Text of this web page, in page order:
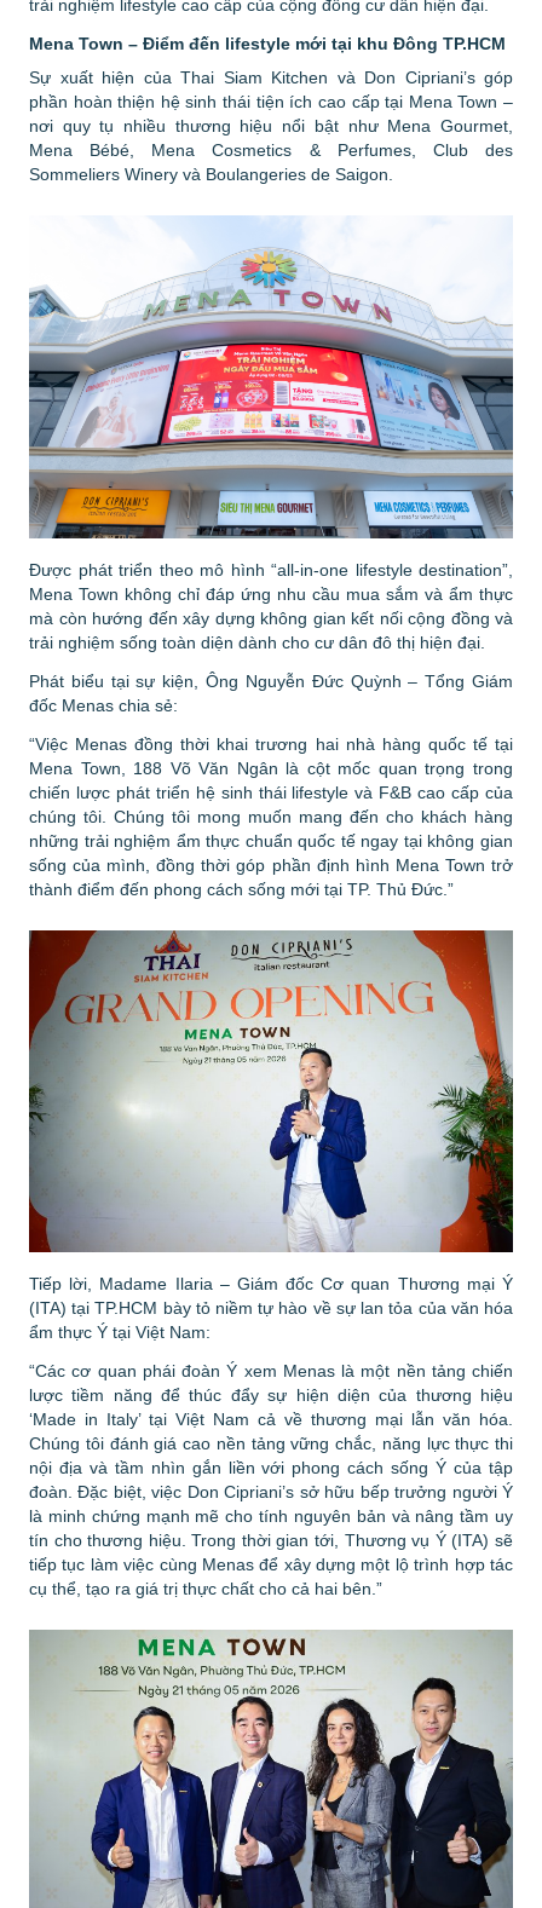
trải nghiệm lifestyle cao cấp của cộng đồng cư dân hiện đại.
Mena Town – Điểm đến lifestyle mới tại khu Đông TP.HCM
Sự xuất hiện của Thai Siam Kitchen và Don Cipriani’s góp
phần hoàn thiện hệ sinh thái tiện ích cao cấp tại Mena Town –
nơi quy tụ nhiều thương hiệu nổi bật như Mena Gourmet,
Mena Bébé, Mena Cosmetics & Perfumes, Club des
Sommeliers Winery và Boulangeries de Saigon.
Được phát triển theo mô hình “all-in-one lifestyle destination”,
Mena Town không chỉ đáp ứng nhu cầu mua sắm và ẩm thực
mà còn hướng đến xây dựng không gian kết nối cộng đồng và
trải nghiệm sống toàn diện dành cho cư dân đô thị hiện đại.
Phát biểu tại sự kiện, Ông Nguyễn Đức Quỳnh – Tổng Giám
đốc Menas chia sẻ:
“Việc Menas đồng thời khai trương hai nhà hàng quốc tế tại
Mena Town, 188 Võ Văn Ngân là cột mốc quan trọng trong
chiến lược phát triển hệ sinh thái lifestyle và F&B cao cấp của
chúng tôi. Chúng tôi mong muốn mang đến cho khách hàng
những trải nghiệm ẩm thực chuẩn quốc tế ngay tại không gian
sống của mình, đồng thời góp phần định hình Mena Town trở
thành điểm đến phong cách sống mới tại TP. Thủ Đức.”
Tiếp lời, Madame Ilaria – Giám đốc Cơ quan Thương mại Ý
(ITA) tại TP.HCM bày tỏ niềm tự hào về sự lan tỏa của văn hóa
ẩm thực Ý tại Việt Nam:
“Các cơ quan phái đoàn Ý xem Menas là một nền tảng chiến
lược tiềm năng để thúc đẩy sự hiện diện của thương hiệu
‘Made in Italy’ tại Việt Nam cả về thương mại lẫn văn hóa.
Chúng tôi đánh giá cao nền tảng vững chắc, năng lực thực thi
nội địa và tầm nhìn gắn liền với phong cách sống Ý của tập
đoàn. Đặc biệt, việc Don Cipriani’s sở hữu bếp trưởng người Ý
là minh chứng mạnh mẽ cho tính nguyên bản và nâng tầm uy
tín cho thương hiệu. Trong thời gian tới, Thương vụ Ý (ITA) sẽ
tiếp tục làm việc cùng Menas để xây dựng một lộ trình hợp tác
cụ thể, tạo ra giá trị thực chất cho cả hai bên.”